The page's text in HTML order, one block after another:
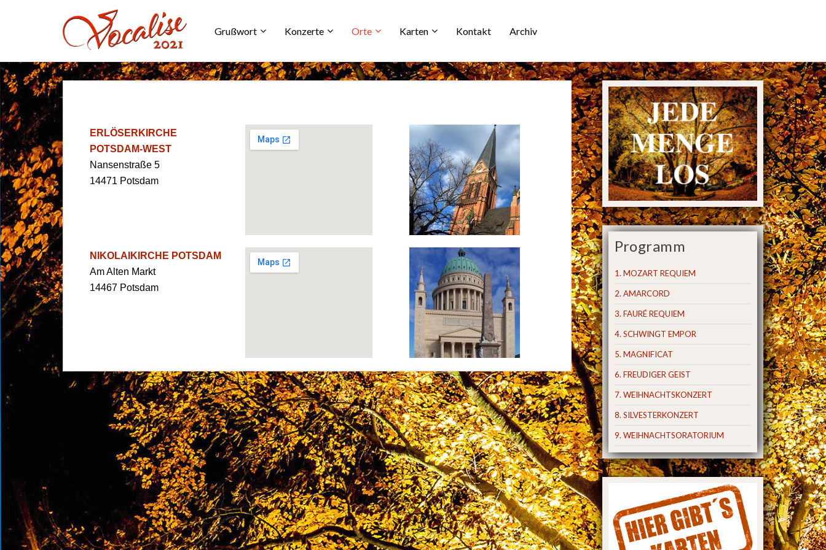
Grußwort Konzerte Orte Karten Kontakt Archiv
ERLÖSERKIRCHE
POTSDAM-WEST
Nansenstraße 5
14471 Potsdam
NIKOLAIKIRCHE POTSDAM
Am Alten Markt
14467 Potsdam
Programm
1. MOZART REQUIEM
2. AMARCORD
3. FAURÉ REQUIEM
4. SCHWINGT EMPOR
5. MAGNIFICAT
6. FREUDIGER GEIST
7. WEIHNACHTSKONZERT
8. SILVESTERKONZERT
9. WEIHNACHTSORATORIUM